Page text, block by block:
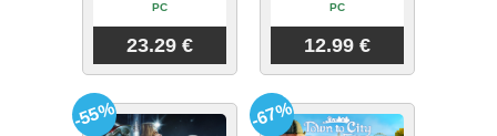
PC
23.29 €
PC
12.99 €
-55% -67%